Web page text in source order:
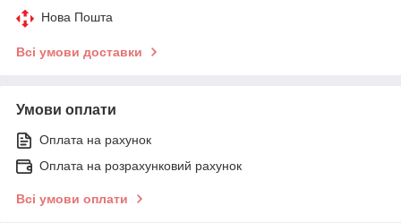
Нова Пошта
Всі умови доставки
Умови оплати
Оплата на рахунок
Оплата на розрахунковий рахунок
Всі умови оплати